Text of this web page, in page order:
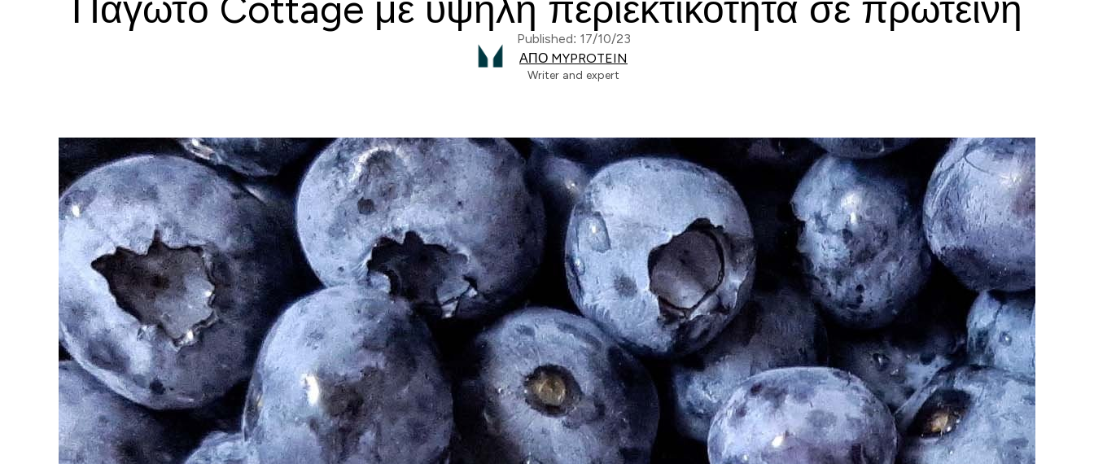
Παγωτό Cottage με υψηλή περιεκτικότητα σε πρωτεΐνη
Published: 17/10/23
ΑΠΌ MYPROTEIN
Writer and expert